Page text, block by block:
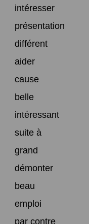
intéresser
présentation
différent
aider
cause
belle
intéressant
suite à
grand
démonter
beau
emploi
par contre